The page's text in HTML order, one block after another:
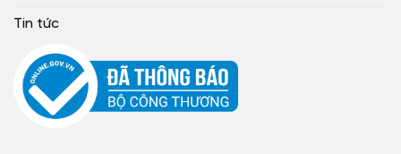
Tin tức